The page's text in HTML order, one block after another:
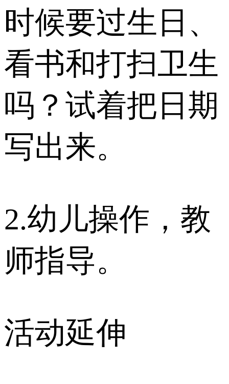
时候要过生日、
看书和打扫卫生
吗？试着把日期
写出来。
2.幼儿操作，教
师指导。
活动延伸